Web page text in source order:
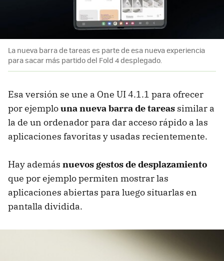
La nueva barra de tareas es parte de esa nueva experiencia
para sacar más partido del Fold 4 desplegado.
Esa versión se une a One UI 4.1.1 para ofrecer
por ejemplouna nueva barra de tareas similar a
la de un ordenador para dar acceso rápido a las
aplicaciones favoritas y usadas recientemente.
Hay además nuevos gestos de desplazamiento
que por ejemplo permiten mostrar las
aplicaciones abiertas para luego situarlas en
pantalla dividida.